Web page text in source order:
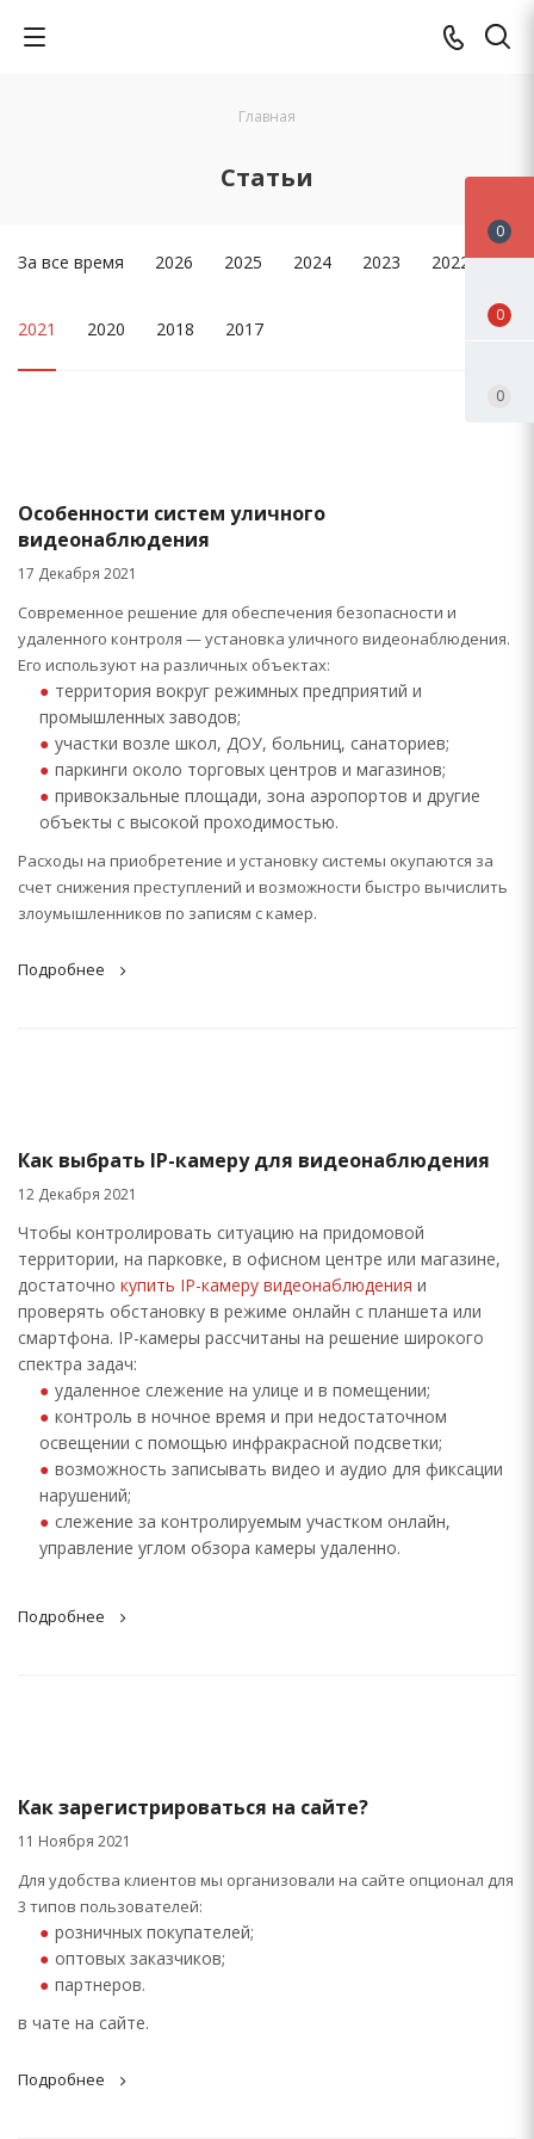
Главная
Статьи
За все время 2026 2025 2024 2023 2022
2021 2020 2018 2017
Особенности систем уличного
видеонаблюдения
17 Декабря 2021
Современное решение для обеспечения безопасности и
удаленного контроля — установка уличного видеонаблюдения.
Его используют на различных объектах:
территория вокруг режимных предприятий и
промышленных заводов;
участки возле школ, ДОУ, больниц, санаториев;
паркинги около торговых центров и магазинов;
привокзальные площади, зона аэропортов и другие
объекты с высокой проходимостью.
Расходы на приобретение и установку системы окупаются за
счет снижения преступлений и возможности быстро вычислить
злоумышленников по записям с камер.
Подробнее
Как выбрать IP-камеру для видеонаблюдения
12 Декабря 2021
Чтобы контролировать ситуацию на придомовой
территории, на парковке, в офисном центре или магазине,
достаточно купить IP-камеру видеонаблюдения и
проверять обстановку в режиме онлайн с планшета или
смартфона. IP-камеры рассчитаны на решение широкого
спектра задач:
удаленное слежение на улице и в помещении;
контроль в ночное время и при недостаточном
освещении с помощью инфракрасной подсветки;
возможность записывать видео и аудио для фиксации
нарушений;
слежение за контролируемым участком онлайн,
управление углом обзора камеры удаленно.
Подробнее
Как зарегистрироваться на сайте?
11 Ноября 2021
Для удобства клиентов мы организовали на сайте опционал для
3 типов пользователей:
розничных покупателей;
оптовых заказчиков;
партнеров.
в чате на сайте.
Подробнее
0
0
0